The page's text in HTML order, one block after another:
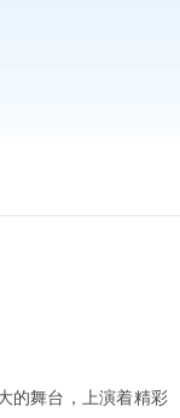
的舞台，上演着精彩